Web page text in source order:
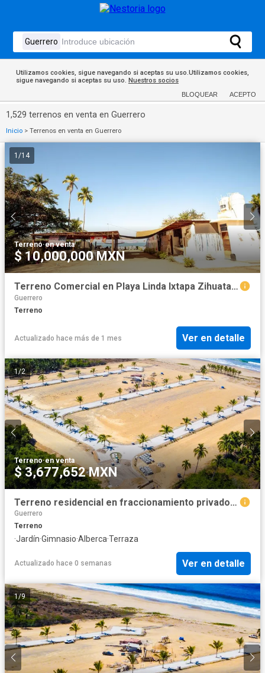
Utilizamos cookies, sigue navegando si aceptas su uso.Utilizamos cookies,
sigue navegando si aceptas su uso. Nuestros socios
BLOQUEAR ACEPTO
1,529 terrenos en venta en Guerrero
Inicio > Terrenos en venta en Guerrero
1 /14
Terreno·en venta
$ 10,000,000 MXN
Terreno Comercial en Playa Linda Ixtapa Zihuatanejo
Guerrero
Terreno
Actualizado hace más de 1 mes Ver en detalle
1/2
Terreno·en venta
$ 3,677,652 MXN
Terreno residencial en fraccionamiento privado frente al mar
Guerrero
Terreno
·Jardín·Gimnasio·Alberca·Terraza
Actualizado hace 0 semanas Ver en detalle
1/9